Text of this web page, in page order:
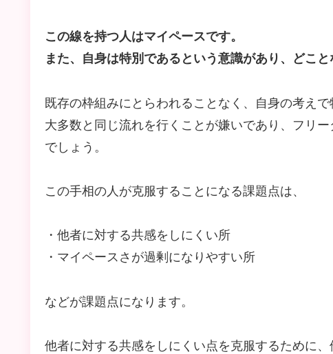
この線を持つ人はマイペースです。
また、自身は特別であるという意識があり、どこ
既存の枠組みにとらわれることなく、自身の考えで
大多数と同じ流れを行くことが嫌いであり、フリ
でしょう。
この手相の人が克服することになる課題点は、
・他者に対する共感をしにくい所
・マイペースさが過剰になりやすい所
などが課題点になります。
他者に対する共感をしにくい点を克服するために